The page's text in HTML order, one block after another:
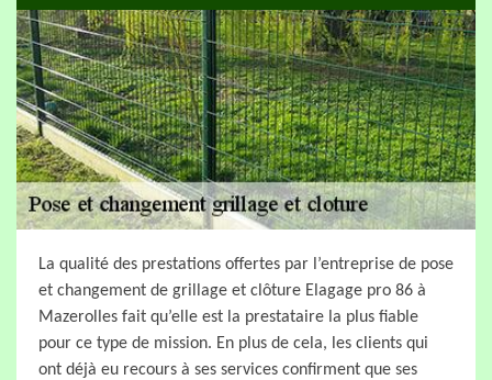
La qualité des prestations offertes par l’entreprise de pose
et changement de grillage et clôture Elagage pro 86 à
Mazerolles fait qu’elle est la prestataire la plus fiable
pour ce type de mission. En plus de cela, les clients qui
ont déjà eu recours à ses services confirment que ses